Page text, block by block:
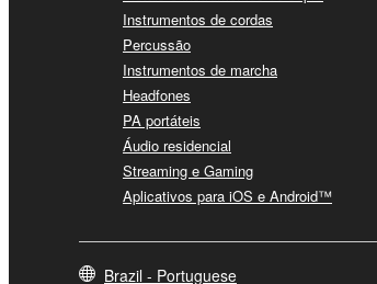
Instrumentos de cordas
Percussão
Instrumentos de marcha
Headfones
PA portáteis
Áudio residencial
Streaming e Gaming
Aplicativos para iOS e Android™
Brazil - Portuguese